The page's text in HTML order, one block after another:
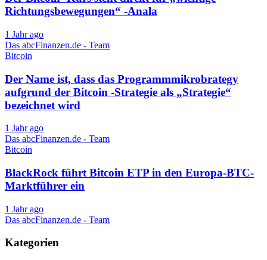
Richtungsbewegungen“ -Anala
1 Jahr ago
Das abcFinanzen.de - Team
Bitcoin
Der Name ist, dass das Programmmikrobrategy
aufgrund der Bitcoin -Strategie als „Strategie“
bezeichnet wird
1 Jahr ago
Das abcFinanzen.de - Team
Bitcoin
BlackRock führt Bitcoin ETP in den Europa-BTC-
Marktführer ein
1 Jahr ago
Das abcFinanzen.de - Team
Kategorien